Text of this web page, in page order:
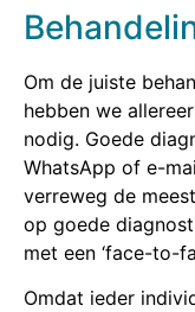
Om de juiste
hebben we
nodig. Goede
WhatsApp of e-
verreweg de
op goede
met een ‘face-to-
Omdat ieder